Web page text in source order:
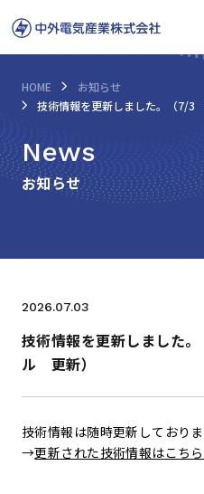
HOME
お知らせ
技術情報を更新しました。（7/
News
お知らせ
2026.07.03
技術情報を更新しました
ル 更新）
技術情報は随時更新しておりま
→更新された技術情報はこちら